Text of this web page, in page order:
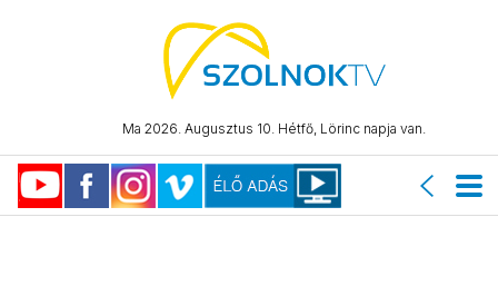
Ma 2026. Augusztus 10. Hétfő, Lörinc napja van.
"2022-05-03 23:59:59" )